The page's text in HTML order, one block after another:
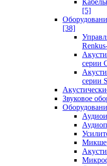
[5]
[38]
серии
серии
Звуковое